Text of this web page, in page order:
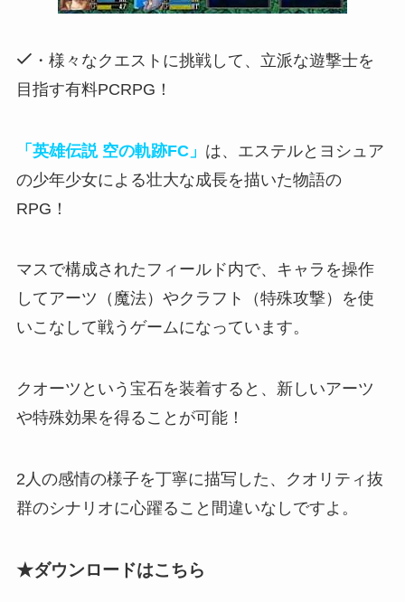
・様々なクエストに挑戦して、立派な遊撃士を
目指す有料PCRPG！
「英雄伝説 空の軌跡FC」 は、エステルとヨシュア
の少年少女による壮大な成長を描いた物語の
RPG！
マスで構成された フィールド内で、キャラを操作
してアーツ（魔法）やクラフト（特殊攻撃）を使
いこなして戦う ゲームになっています。
クオーツという宝石を装着すると、新しいアーツ
や特殊効果を得ることが可能！
2人の感情の様子を丁寧に描写 した、クオリティ抜
群のシナリオに心躍ること間違いなしですよ。
★ダウンロードはこちら